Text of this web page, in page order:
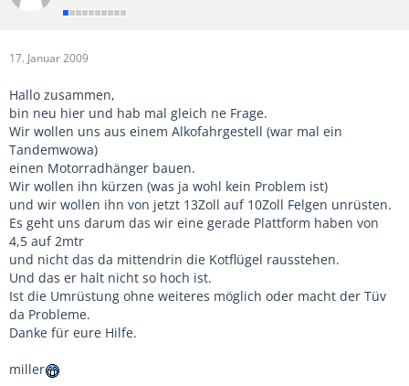
17. Januar 2009
Hallo zusammen,
bin neu hier und hab mal gleich ne Frage.
Wir wollen uns aus einem Alkofahrgestell (war mal ein
Tandemwowa)
einen Motorradhänger bauen.
Wir wollen ihn kürzen (was ja wohl kein Problem ist)
und wir wollen ihn von jetzt 13Zoll auf 10Zoll Felgen unrüsten.
Es geht uns darum das wir eine gerade Plattform haben von
4,5 auf 2mtr
und nicht das da mittendrin die Kotflügel rausstehen.
Und das er halt nicht so hoch ist.
Ist die Umrüstung ohne weiteres möglich oder macht der Tüv
da Probleme.
Danke für eure Hilfe.
miller